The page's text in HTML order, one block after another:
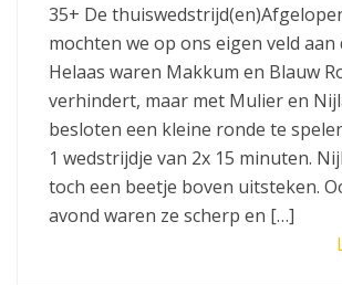
35+ De
mochten we op ons eigen veld aan
Helaas waren Makkum en Blauw
verhindert, maar met Mulier en
besloten een kleine ronde te
1 wedstrijdje van 2x 15 minuten.
toch een beetje boven uitsteken.
avond waren ze scherp en […]